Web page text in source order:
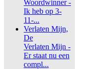
Woordwinner -
Ik heb op 3-
11-...
Verlaten Mijn,
De
Verlaten Mijn -
Er staat nu een
compl...